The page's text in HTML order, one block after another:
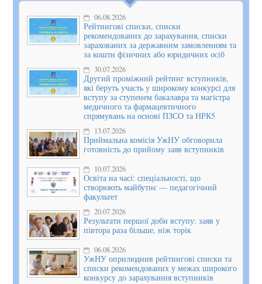
06.08.2026
Рейтингові списки, списки
рекомендованих до зарахування, списки
зарахованих за державним замовленням та
за кошти фізичних або юридичних осіб
30.07.2026
Другий проміжний рейтинг вступників,
які беруть участь у широкому конкурсі для
вступу за ступенем бакалавра та магістра
медичного та фармацевтичного
спрямувань на основі ПЗСО та НРК5
13.07.2026
Приймальна комісія УжНУ обговорила
готовність до прийому заяв вступників
10.07.2026
Освіта на часі: спеціальності, що
створюють майбутнє — педагогічний
факультет
20.07.2026
Результати першої доби вступу: заяв у
півтора раза більше, ніж торік
06.08.2026
УжНУ оприлюднив рейтингові списки та
списки рекомендованих у межах широкого
конкурсу до зарахування вступників